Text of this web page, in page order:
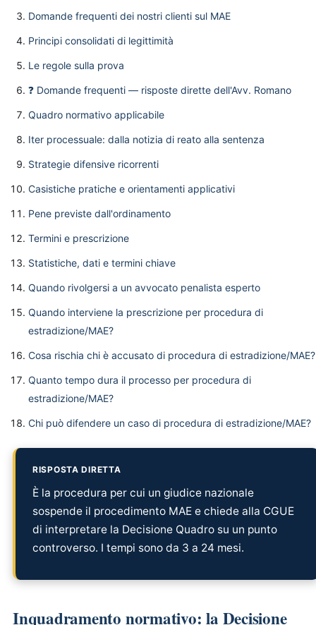
Domande frequenti dei nostri clienti sul MAE
Principi consolidati di legittimità
Le regole sulla prova
❓ Domande frequenti — risposte dirette dell'Avv. Romano
Quadro normativo applicabile
Iter processuale: dalla notizia di reato alla sentenza
Strategie difensive ricorrenti
Casistiche pratiche e orientamenti applicativi
Pene previste dall'ordinamento
Termini e prescrizione
Statistiche, dati e termini chiave
Quando rivolgersi a un avvocato penalista esperto
Quando interviene la prescrizione per procedura di
estradizione/MAE?
Cosa rischia chi è accusato di procedura di estradizione/MAE?
Quanto tempo dura il processo per procedura di
estradizione/MAE?
Chi può difendere un caso di procedura di estradizione/MAE?
RISPOSTA DIRETTA
È la procedura per cui un giudice nazionale
sospende il procedimento MAE e chiede alla CGUE
di interpretare la Decisione Quadro su un punto
controverso. I tempi sono da 3 a 24 mesi.
Inquadramento normativo: la Decisione